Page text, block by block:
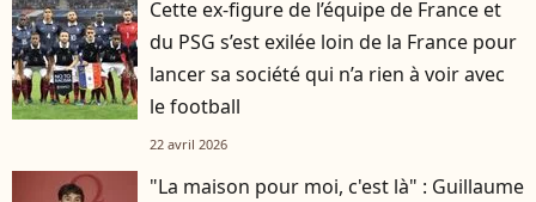
Cette ex-figure de l’équipe de France et
du PSG s’est exilée loin de la France pour
lancer sa société qui n’a rien à voir avec
le football
22 avril 2026
"La maison pour moi, c'est là" : Guillaume